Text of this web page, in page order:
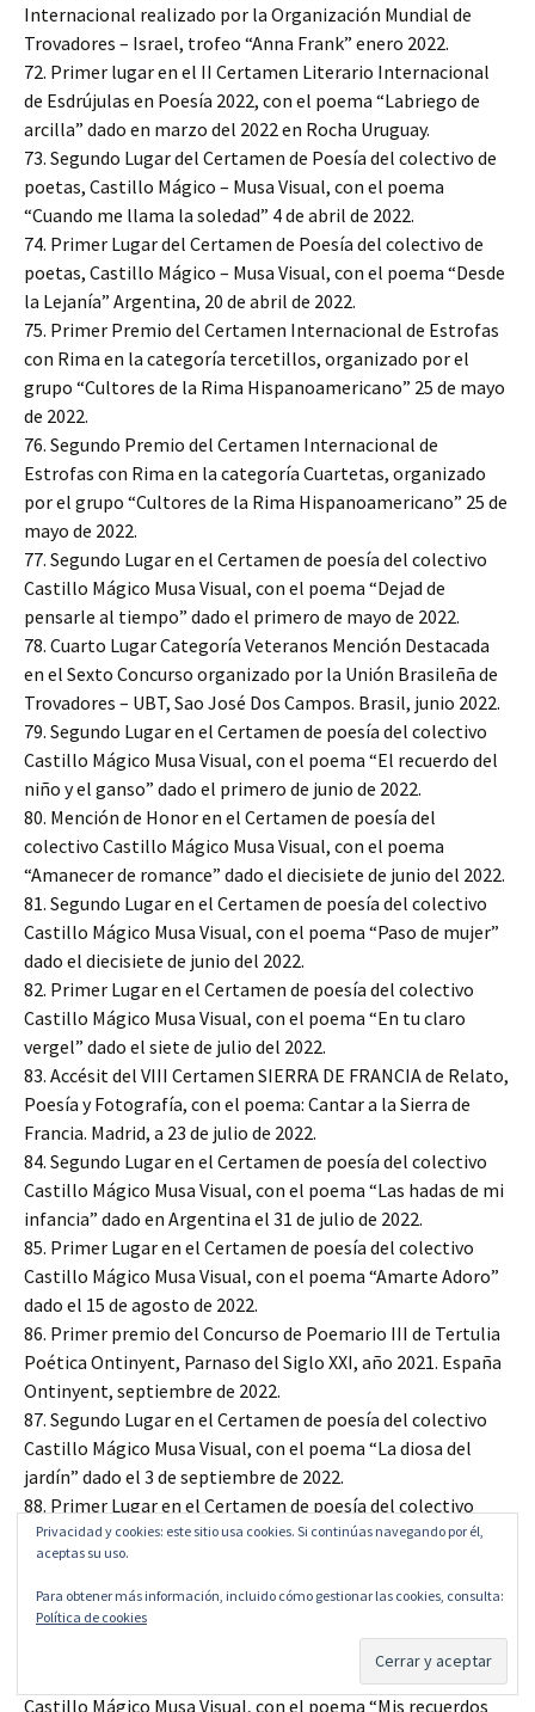
Internacional realizado por la Organización Mundial de
Trovadores – Israel, trofeo “Anna Frank” enero 2022.
72. Primer lugar en el II Certamen Literario Internacional
de Esdrújulas en Poesía 2022, con el poema “Labriego de
arcilla” dado en marzo del 2022 en Rocha Uruguay.
73. Segundo Lugar del Certamen de Poesía del colectivo de
poetas, Castillo Mágico – Musa Visual, con el poema
“Cuando me llama la soledad” 4 de abril de 2022.
74. Primer Lugar del Certamen de Poesía del colectivo de
poetas, Castillo Mágico – Musa Visual, con el poema “Desde
la Lejanía” Argentina, 20 de abril de 2022.
75. Primer Premio del Certamen Internacional de Estrofas
con Rima en la categoría tercetillos, organizado por el
grupo “Cultores de la Rima Hispanoamericano” 25 de mayo
de 2022.
76. Segundo Premio del Certamen Internacional de
Estrofas con Rima en la categoría Cuartetas, organizado
por el grupo “Cultores de la Rima Hispanoamericano” 25 de
mayo de 2022.
77. Segundo Lugar en el Certamen de poesía del colectivo
Castillo Mágico Musa Visual, con el poema “Dejad de
pensarle al tiempo” dado el primero de mayo de 2022.
78. Cuarto Lugar Categoría Veteranos Mención Destacada
en el Sexto Concurso organizado por la Unión Brasileña de
Trovadores – UBT, Sao José Dos Campos. Brasil, junio 2022.
79. Segundo Lugar en el Certamen de poesía del colectivo
Castillo Mágico Musa Visual, con el poema “El recuerdo del
niño y el ganso” dado el primero de junio de 2022.
80. Mención de Honor en el Certamen de poesía del
colectivo Castillo Mágico Musa Visual, con el poema
“Amanecer de romance” dado el diecisiete de junio del 2022.
81. Segundo Lugar en el Certamen de poesía del colectivo
Castillo Mágico Musa Visual, con el poema “Paso de mujer”
dado el diecisiete de junio del 2022.
82. Primer Lugar en el Certamen de poesía del colectivo
Castillo Mágico Musa Visual, con el poema “En tu claro
vergel” dado el siete de julio del 2022.
83. Accésit del VIII Certamen SIERRA DE FRANCIA de Relato,
Poesía y Fotografía, con el poema: Cantar a la Sierra de
Francia. Madrid, a 23 de julio de 2022.
84. Segundo Lugar en el Certamen de poesía del colectivo
Castillo Mágico Musa Visual, con el poema “Las hadas de mi
infancia” dado en Argentina el 31 de julio de 2022.
85. Primer Lugar en el Certamen de poesía del colectivo
Castillo Mágico Musa Visual, con el poema “Amarte Adoro”
dado el 15 de agosto de 2022.
86. Primer premio del Concurso de Poemario III de Tertulia
Poética Ontinyent, Parnaso del Siglo XXI, año 2021. España
Ontinyent, septiembre de 2022.
87. Segundo Lugar en el Certamen de poesía del colectivo
Castillo Mágico Musa Visual, con el poema “La diosa del
jardín” dado el 3 de septiembre de 2022.
88. Primer Lugar en el Certamen de poesía del colectivo
Castillo Mágico Musa Visual, con el poema “En el mar de la
vida te llevo” dado el 15 de septiembre de 2022.
89. Tercer Lugar en el Certamen de poesía del colectivo
Castillo Mágico Musa Visual, con el poema “La pradera de
90. Segundo Lugar en el Certamen de poesía del colectivo
Castillo Mágico Musa Visual, con el poema “Mis recuerdos
Privacidad y cookies: este sitio usa cookies. Si continúas navegando por él,
aceptas su uso.
Para obtener más información, incluido cómo gestionar las cookies, consulta:
Política de cookies